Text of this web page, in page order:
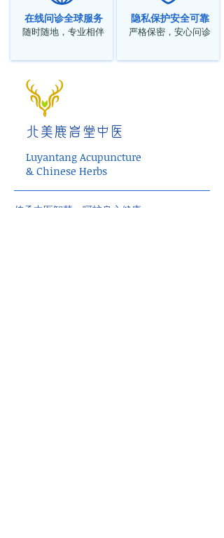
在线问诊全球服务
随时随地，专业相伴
隐私保护安全可靠
严格保密，安心问诊
北美鹿岩堂中医
Luyantang Acupuncture
& Chinese Herbs
传承中医智慧，呵护身心健康。